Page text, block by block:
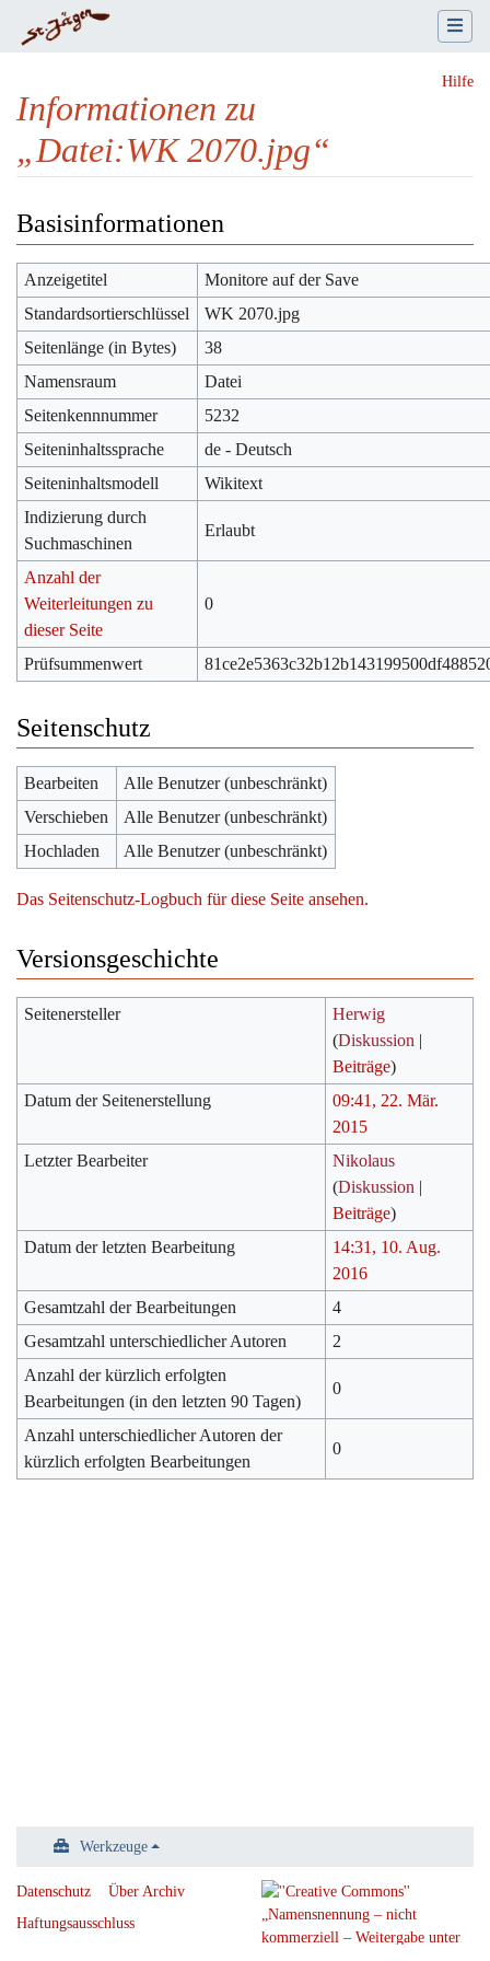
Hilfe
Informationen zu
„Datei:WK 2070.jpg“
Basisinformationen
Anzeigetitel
Monitore auf der Save
Standardsortierschlüssel
WK 2070.jpg
Seitenlänge (in Bytes)
38
Namensraum
Datei
Seitenkennnummer
5232
Seiteninhaltssprache
de - Deutsch
Seiteninhaltsmodell
Wikitext
Indizierung durch
Suchmaschinen
Erlaubt
Anzahl der
Weiterleitungen zu
dieser Seite
0
Prüfsummenwert
Seitenschutz
Bearbeiten
Alle Benutzer (unbeschränkt)
Verschieben
Alle Benutzer (unbeschränkt)
Hochladen
Alle Benutzer (unbeschränkt)
Das Seitenschutz-Logbuch für diese Seite ansehen.
Versionsgeschichte
Seitenersteller
Herwig
(Diskussion |
Beiträge)
Datum der Seitenerstellung
09:41, 22. Mär.
2015
Letzter Bearbeiter
Nikolaus
(Diskussion |
Beiträge)
Datum der letzten Bearbeitung
14:31, 10. Aug.
2016
Gesamtzahl der Bearbeitungen
4
Gesamtzahl unterschiedlicher Autoren
2
Anzahl der kürzlich erfolgten
Bearbeitungen (in den letzten 90 Tagen)
0
Anzahl unterschiedlicher Autoren der
kürzlich erfolgten Bearbeitungen
0
Werkzeuge
Datenschutz
Über Archiv
Haftungsausschluss